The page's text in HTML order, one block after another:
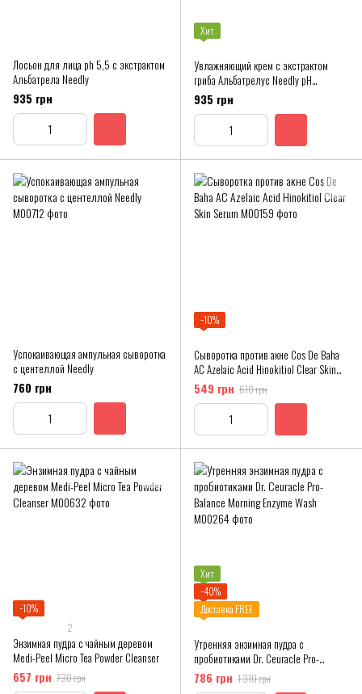
Лосьон для лица ph 5,5 с экстрактом
Альбатрела Needly
935 грн
Хит
Увлажняющий крем с экстрактом
гриба Альбатрелус Needly pH
Balancing Rich Cream
935 грн
Успокаивающая ампульная сыворотка
с центеллой Needly
760 грн
−10%
Сыворотка против акне Cos De Baha
AC Azelaic Acid Hinokitiol Clear Skin
Serum
549 грн 610 грн
−10%
2
Энзимная пудра с чайным деревом
Medi-Peel Micro Tea Powder Cleanser
657 грн 730 грн
Хит
−40%
Доставка FREE
Утренняя энзимная пудра с
пробиотиками Dr. Ceuracle Pro-
Balance Morning Enzyme Wash
786 грн 1 310 грн